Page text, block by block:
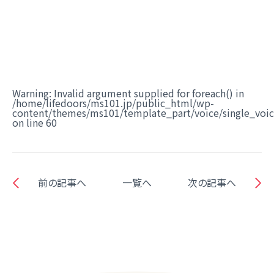
Warning: Invalid argument supplied for foreach() in
/home/lifedoors/ms101.jp/public_html/wp-
content/themes/ms101/template_part/voice/
on line 60
前の記事へ 一覧へ 次の記事へ